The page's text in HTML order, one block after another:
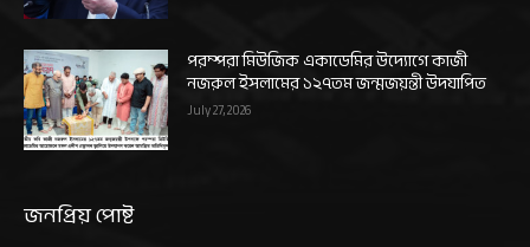
পরম্পরা মিউজিক একাডেমির উদ্যোগে কাজী
নজরুল ইসলামের ১২৭তম জন্মজয়ন্তী উদযাপিত
July 27, 2026
জনপ্রিয় পোষ্ট